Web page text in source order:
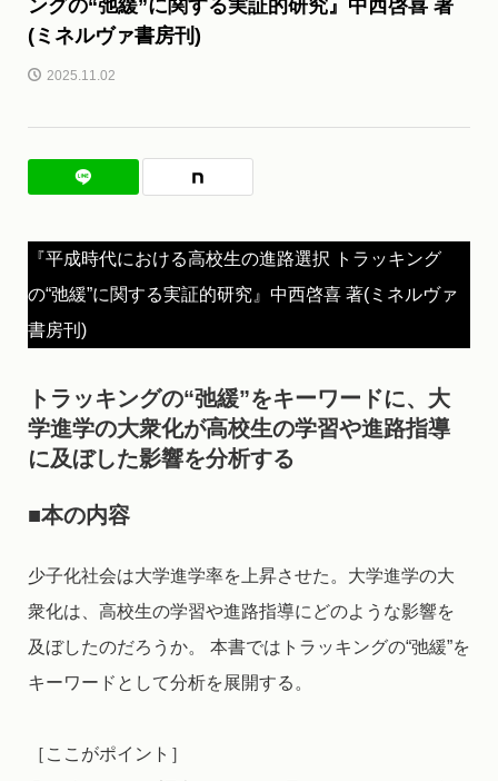
ングの“弛緩”に関する実証的研究』中西啓喜 著
(ミネルヴァ書房刊)
2025.11.02
『平成時代における高校生の進路選択 トラッキング
の“弛緩”に関する実証的研究』中西啓喜 著(ミネルヴァ
書房刊)
トラッキングの“弛緩”をキーワードに、大
学進学の大衆化が高校生の学習や進路指導
に及ぼした影響を分析する
■本の内容
少子化社会は大学進学率を上昇させた。大学進学の大
衆化は、高校生の学習や進路指導にどのような影響を
及ぼしたのだろうか。 本書ではトラッキングの“弛緩”を
キーワードとして分析を展開する。
［ここがポイント］